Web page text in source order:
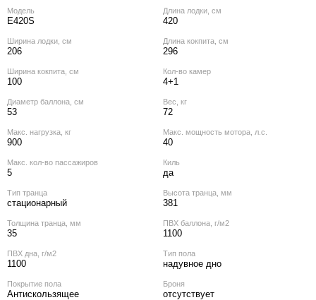
Модель
E420S
Длина лодки, см
420
Ширина лодки, см
206
Длина кокпита, см
296
Ширина кокпита, см
100
Кол‑во камер
4+1
Диаметр баллона, см
53
Вес, кг
72
Макс. нагрузка, кг
900
Макс. мощность мотора, л.с.
40
Макс. кол‑во пассажиров
5
Киль
да
Тип транца
стационарный
Высота транца, мм
381
Толщина транца, мм
35
ПВХ баллона, г/м2
1100
ПВХ дна, г/м2
1100
Тип пола
надувное дно
Покрытие пола
Антискользящее
Броня
отсутствует